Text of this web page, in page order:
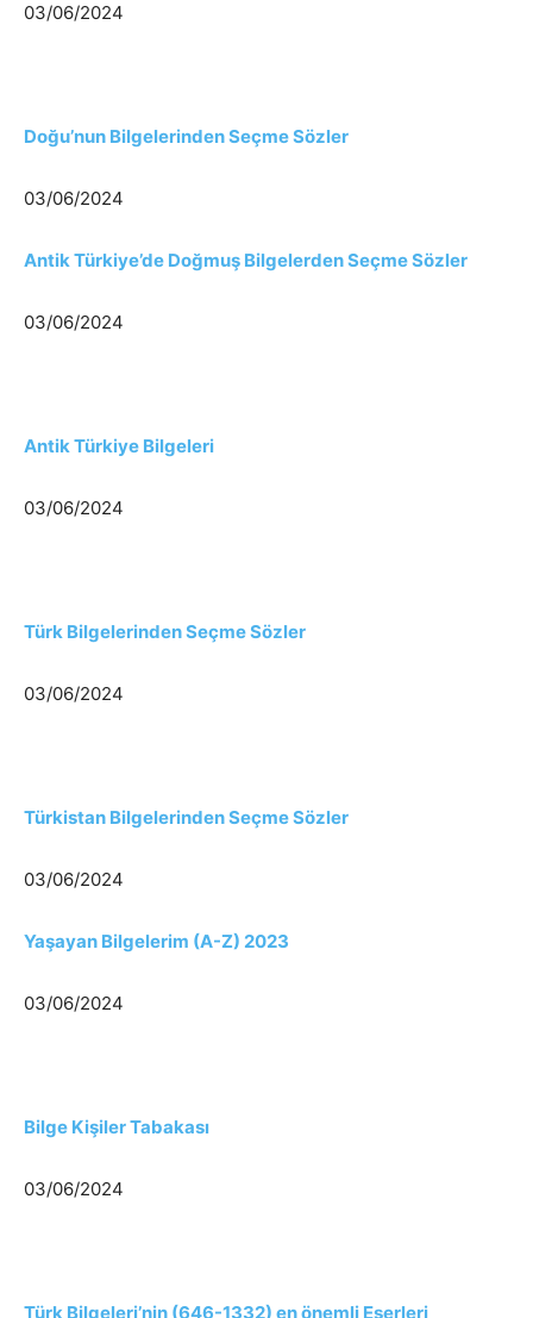
03/06/2024
Doğu’nun Bilgelerinden Seçme Sözler
03/06/2024
Antik Türkiye’de Doğmuş Bilgelerden Seçme Sözler
03/06/2024
Antik Türkiye Bilgeleri
03/06/2024
Türk Bilgelerinden Seçme Sözler
03/06/2024
Türkistan Bilgelerinden Seçme Sözler
03/06/2024
Yaşayan Bilgelerim (A-Z) 2023
03/06/2024
Bilge Kişiler Tabakası
03/06/2024
Türk Bilgeleri’nin (646-1332) en önemli Eserleri